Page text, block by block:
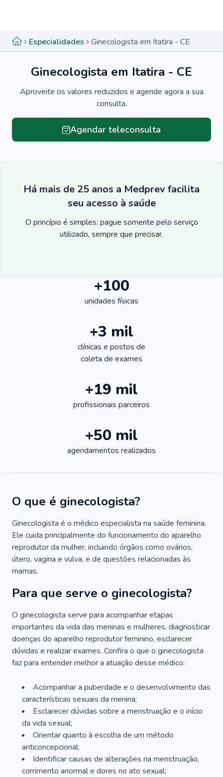
Especialidades Ginecologista em Itatira - CE
Ginecologista em Itatira - CE
Aproveite os valores reduzidos e agende agora a sua
consulta.
Agendar teleconsulta
Há mais de 25 anos a Medprev facilita
seu acesso à saúde
O princípio é simples: pague somente pelo serviço
utilizado, sempre que precisar.
+100
unidades físicas
+3 mil
clínicas e postos de
coleta de exames
+19 mil
profissionais parceiros
+50 mil
agendamentos realizados
O que é ginecologista?
Ginecologista é o médico especialista na saúde feminina.
Ele cuida principalmente do funcionamento do aparelho
reprodutor da mulher, incluindo órgãos como ovários,
útero, vagina e vulva, e de questões relacionadas às
mamas.
Para que serve o ginecologista?
O ginecologista serve para acompanhar etapas
importantes da vida das meninas e mulheres, diagnosticar
doenças do aparelho reprodutor feminino, esclarecer
dúvidas e realizar exames. Confira o que o ginecologista
faz para entender melhor a atuação desse médico:
Acompanhar a puberdade e o desenvolvimento das
características sexuais da menina;
Esclarecer dúvidas sobre a menstruação e o início
da vida sexual;
Orientar quanto à escolha de um método
anticoncepcional;
Identificar causas de alterações na menstruação,
corrimento anormal e dores no ato sexual;